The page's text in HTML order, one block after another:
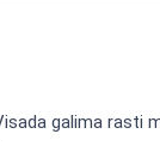
galima rasti